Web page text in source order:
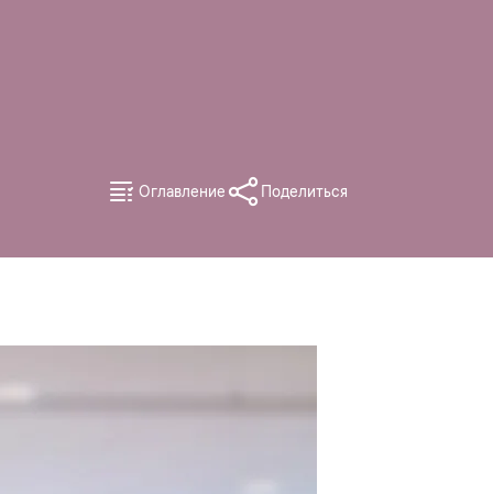
Оглавление Поделиться